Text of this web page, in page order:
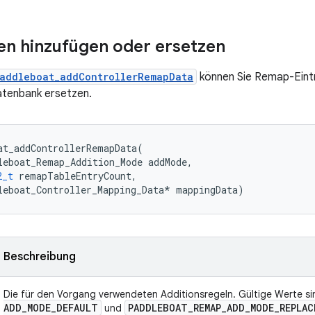
hinzufügen oder ersetzen
können Sie Remap-
ersetzen.
(
addMode,
remapTableEntryCount,
* mappingData)
Beschreibung
Die für den Vorgang verwendeten Additionsregeln. Gültige Werte
ADD_MODE_DEFAULT und PADDLEBOAT_REMAP_ADD_MODE_